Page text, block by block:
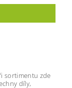
sortimentu zde
díly,